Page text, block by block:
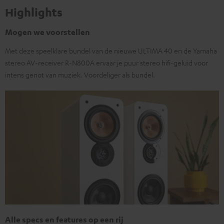
Highlights
Mogen we voorstellen
Met deze speelklare bundel van de nieuwe ULTIMA 40 en de Yamaha
stereo AV-receiver R-N800A ervaar je puur stereo hifi-geluid voor
intens genot van muziek. Voordeliger als bundel.
Alle specs en features op een rij